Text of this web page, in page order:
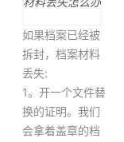
如果档案已经被
拆封，档案材料
丢失:
1。开一个文件替
换的证明。我们
会拿着盖章的档